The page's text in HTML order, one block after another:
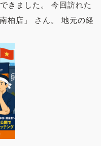
きました。 今回訪れた
柏店」 さん。 地元の経